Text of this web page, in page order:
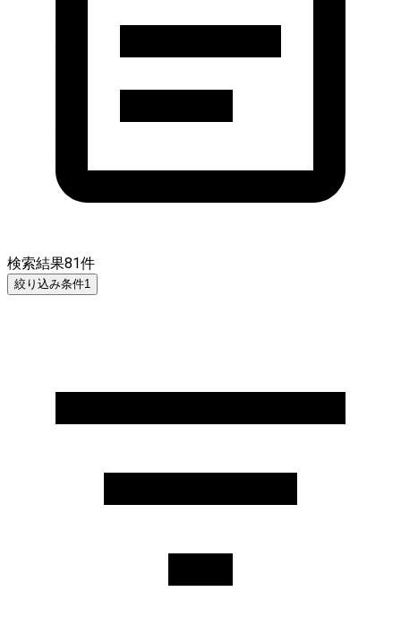
検索結果81件
絞り込み条件1